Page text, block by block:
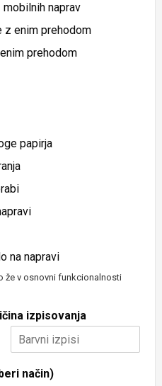
naprav
z enim prehodom
prehodom
papirja
na napravi
že v osnovni funkcionalnosti
izpisovanja
način)